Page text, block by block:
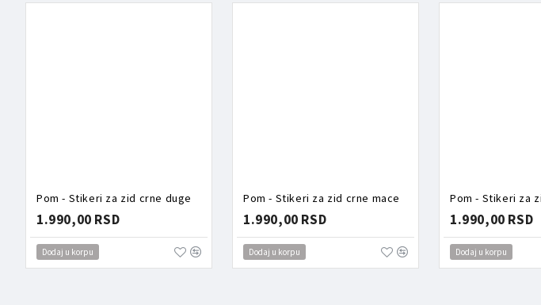
Pom - Stikeri za zid crne duge
1.990,00 RSD
Dodaj u korpu
Pom - Stikeri za zid crne mace
1.990,00 RSD
Dodaj u korpu
Pom - Stikeri za
1.990,00 RSD
Dodaj u korpu